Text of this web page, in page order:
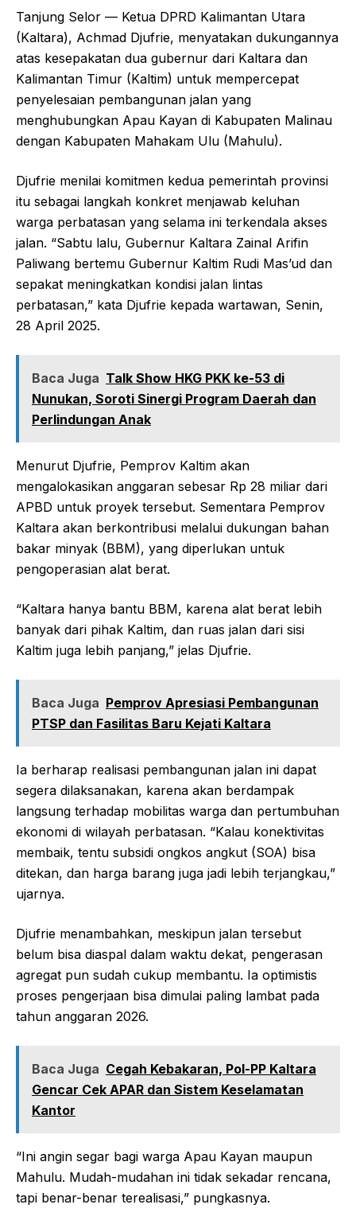
Tanjung Selor — Ketua DPRD Kalimantan Utara
(Kaltara), Achmad Djufrie, menyatakan dukungannya
atas kesepakatan dua gubernur dari Kaltara dan
Kalimantan Timur (Kaltim) untuk mempercepat
penyelesaian pembangunan jalan yang
menghubungkan Apau Kayan di Kabupaten Malinau
dengan Kabupaten Mahakam Ulu (Mahulu).
Djufrie menilai komitmen kedua pemerintah provinsi
itu sebagai langkah konkret menjawab keluhan
warga perbatasan yang selama ini terkendala akses
jalan. “Sabtu lalu, Gubernur Kaltara Zainal Arifin
Paliwang bertemu Gubernur Kaltim Rudi Mas’ud dan
sepakat meningkatkan kondisi jalan lintas
perbatasan,” kata Djufrie kepada wartawan, Senin,
28 April 2025.
Baca Juga Talk Show HKG PKK ke-53 di
Nunukan, Soroti Sinergi Program Daerah dan
Perlindungan Anak
Menurut Djufrie, Pemprov Kaltim akan
mengalokasikan anggaran sebesar Rp 28 miliar dari
APBD untuk proyek tersebut. Sementara Pemprov
Kaltara akan berkontribusi melalui dukungan bahan
bakar minyak (BBM), yang diperlukan untuk
pengoperasian alat berat.
“Kaltara hanya bantu BBM, karena alat berat lebih
banyak dari pihak Kaltim, dan ruas jalan dari sisi
Kaltim juga lebih panjang,” jelas Djufrie.
Baca Juga Pemprov Apresiasi Pembangunan
PTSP dan Fasilitas Baru Kejati Kaltara
Ia berharap realisasi pembangunan jalan ini dapat
segera dilaksanakan, karena akan berdampak
langsung terhadap mobilitas warga dan pertumbuhan
ekonomi di wilayah perbatasan. “Kalau konektivitas
membaik, tentu subsidi ongkos angkut (SOA) bisa
ditekan, dan harga barang juga jadi lebih terjangkau,”
ujarnya.
Djufrie menambahkan, meskipun jalan tersebut
belum bisa diaspal dalam waktu dekat, pengerasan
agregat pun sudah cukup membantu. Ia optimistis
proses pengerjaan bisa dimulai paling lambat pada
tahun anggaran 2026.
Baca Juga Cegah Kebakaran, Pol-PP Kaltara
Gencar Cek APAR dan Sistem Keselamatan
Kantor
“Ini angin segar bagi warga Apau Kayan maupun
Mahulu. Mudah-mudahan ini tidak sekadar rencana,
tapi benar-benar terealisasi,” pungkasnya.